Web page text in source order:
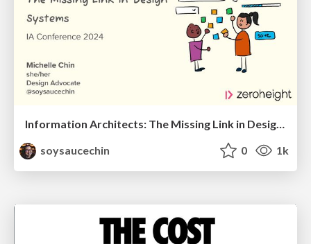
Information Architects: The Missing Link in Design Systems
soysaucechin
0 1k